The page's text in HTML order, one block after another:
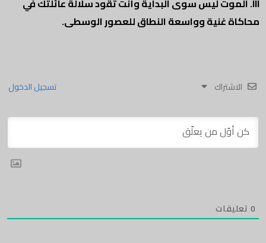
III. الموت ليس سوى البداية وأنت تقود سلالة عائلتك في
محاكاة غنية وواسعة النطاق للعصور الوسطى.
الاشتراك تسجيل الدخول
0 تعليقات